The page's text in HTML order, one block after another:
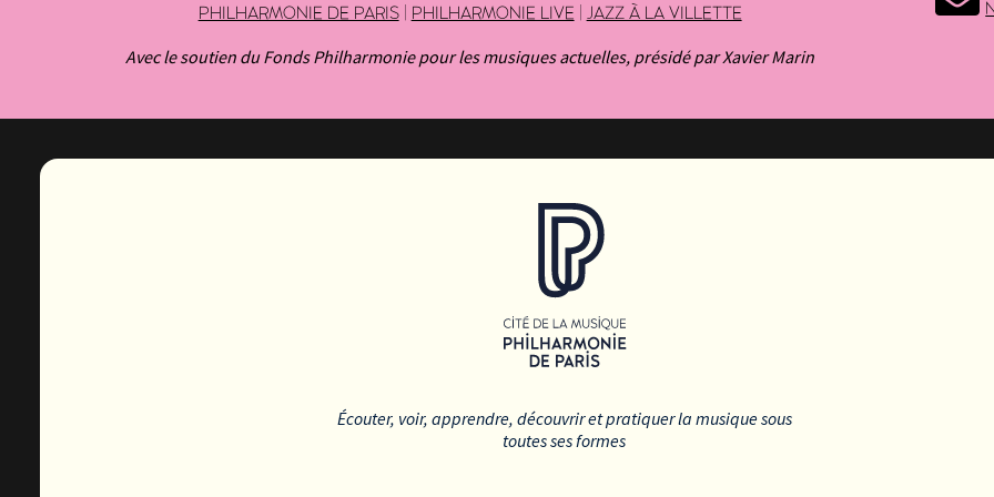
PHILHARMONIE DE PARIS| PHILHARMONIE LIVE JAZZ À LA VILLETTE
Avec le soutien du Fonds Philharmonie pour les musiques actuelles, présidé par Xavier Marin